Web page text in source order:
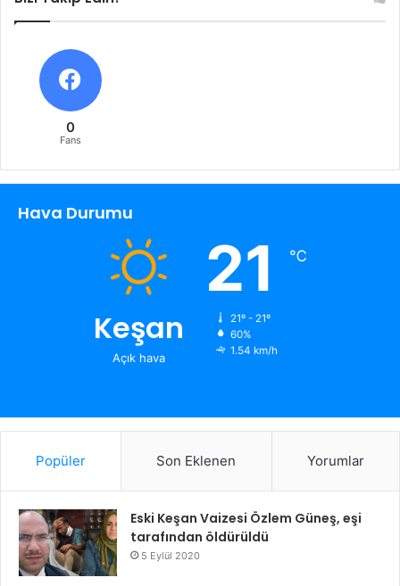
0
Fans
Hava Durumu
Keşan
Açık hava
21 ℃
21º - 21º
60%
1.54 km/h
Popüler Son Eklenen Yorumlar
Eski Keşan Vaizesi Özlem Güneş, eşi
tarafından öldürüldü
5 Eylül 2020